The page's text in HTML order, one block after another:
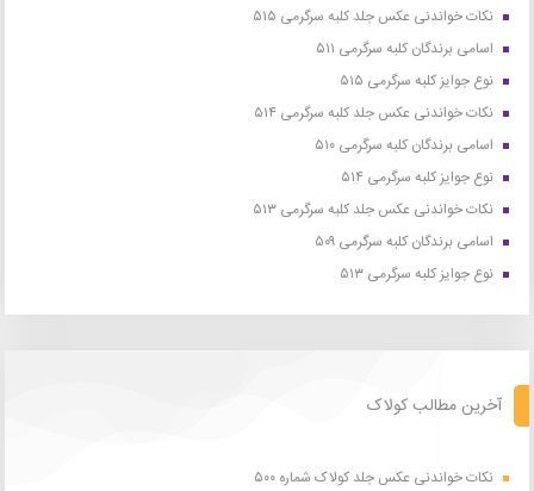
نکات خواندنی عکس جلد کلبه سرگرمی ۵۱۵
اسامی برندگان کلبه سرگرمی ۵۱۱
نوع جوایز کلبه سرگرمی ۵۱۵
نکات خواندنی عکس جلد کلبه سرگرمی ۵۱۴
اسامی برندگان کلبه سرگرمی ۵۱۰
نوع جوایز کلبه سرگرمی ۵۱۴
نکات خواندنی عکس جلد کلبه سرگرمی ۵۱۳
اسامی برندگان کلبه سرگرمی ۵۰۹
نوع جوایز کلبه سرگرمی ۵۱۳
آخرین مطالب کولاک
نکات خواندنی عکس جلد کولاک شماره ۵۰۰